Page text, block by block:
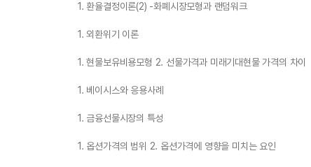
1. 환율결정이론(2) -화폐시장모형과 랜덤워크
1. 외환위기 이론
1. 현물보유비용모형 2. 선물가격과 미래기대현물 가격의 차이
1. 베이시스와 응용사례
1. 금융선물시장의 특성
1. 옵션가격의 범위 2. 옵션가격에 영향을 미치는 요인